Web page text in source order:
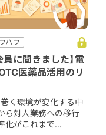
ハウ
員に聞きました】電
医薬品活用のリ
く環境が変化する中
ら対人業務への移行
化がこれまで...